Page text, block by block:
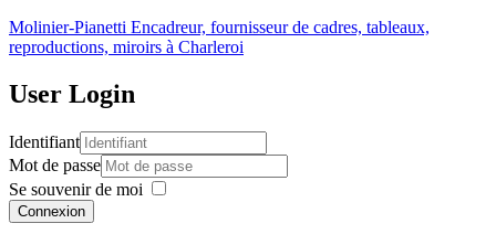
Molinier-Pianetti Encadreur, fournisseur de cadres, tableaux,
reproductions, miroirs à Charleroi
User Login
Identifiant
Mot de passe
Se souvenir de moi
Connexion